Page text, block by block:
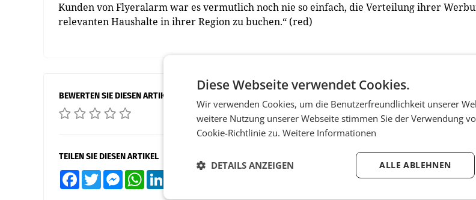
Kunden von Flyeralarm war es vermutlich noch nie so einfach, die Verteilung ihrer
relevanten Haushalte in ihrer Region zu buchen.“ (red)
BEWERTEN SIE DIESEN ARTIKEL
TEILEN SIE DIESEN ARTIKEL
FacebookTwitter MessengerWhatsApp
Diese Webseite verwendet Cookies.
Wir verwenden Cookies, um die Benutzerfreundlichkeit unserer
weitere Nutzung unserer Webseite stimmen Sie der Verwendung
Cookie-Richtlinie zu. Weitere Informationen
ALLE ABLEHNEN
DETAILS ANZEIGEN